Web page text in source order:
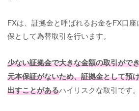
FXは、証拠金と呼ばれるお金をFX口
保として為替取引を行います。
少ない証拠金で大きな金額の取引がで
元本保証がないため、証拠金として預
出すことがあるハイリスクな取引です。